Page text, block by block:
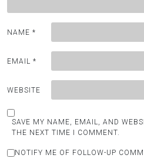
NAME *
EMAIL *
WEBSITE
SAVE MY NAME, EMAIL, AND
THE NEXT TIME I COMMENT.
NOTIFY ME OF FOLLOW-UP